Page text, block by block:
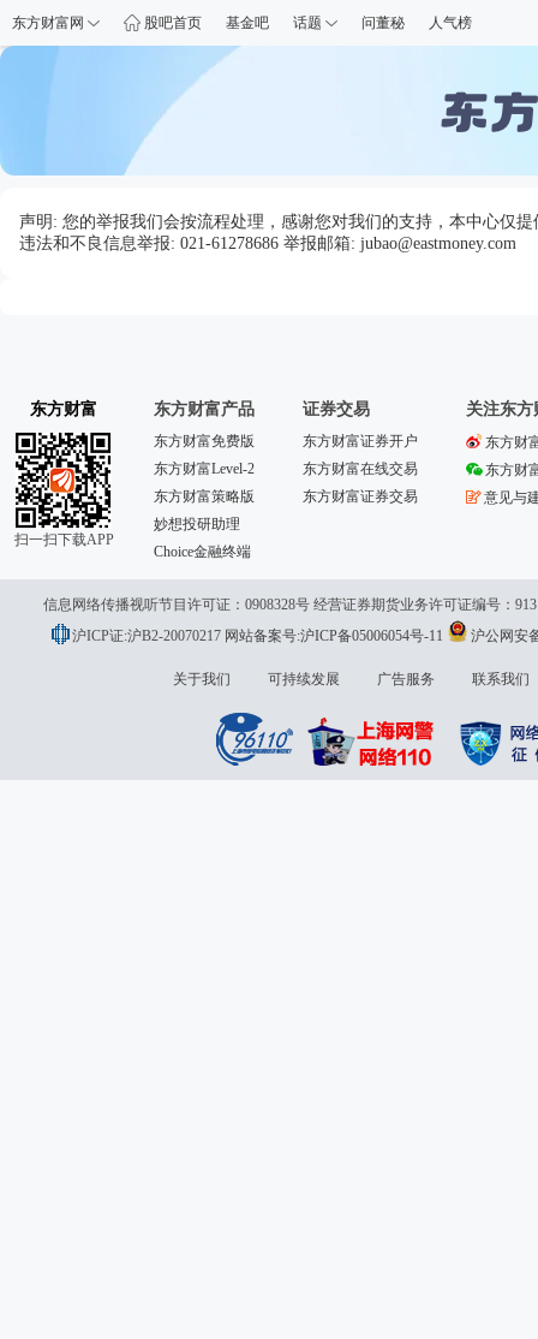
东方财富网 股吧首页 基金吧 话题 问董秘 人气榜
声明: 您的举报我们会按流程处理，感谢您对我们的支持，本中心仅
违法和不良信息举报: 021-61278686 举报邮箱: jubao@eastmoney.com
东方财富
扫一扫下载APP
东方财富产品
东方财富免费版
东方财富Level-2
东方财富策略版
妙想投研助理
Choice金融终端
证券交易
东方财富证券开户
东方财富在线交易
东方财富证券交易
关注东方
东方财
东方财
意见与
信息网络传播视听节目许可证：0908328号 经营证券期货业务许可证编号：
议
沪ICP证:沪B2-20070217 网站备案号:沪ICP备05006054号-11 沪公网安
关于我们 可持续发展 广告服务 联系我们